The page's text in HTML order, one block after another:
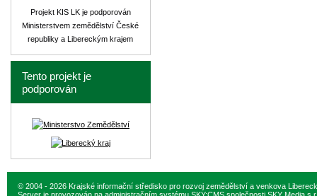
Projekt KIS LK je podporován
Ministerstvem zemědělství České
republiky a Libereckým krajem
Tento projekt je
podporován
© 2004 - 2026 Krajské informační středisko pro rozvoj zemědělství a venkova